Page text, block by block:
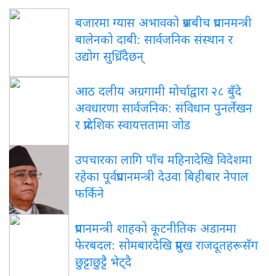
बजारमा ग्यास अभावको प्रश्नबीच प्रधानमन्त्री
बालेनको दाबी: सार्वजनिक संस्थान र
उद्योग सुध्रिँदैछन्
आठ दलीय अग्रगामी मोर्चाद्वारा २८ बुँदे
अवधारणा सार्वजनिक: संविधान पुनर्लेखन
र प्रादेशिक स्वायत्ततामा जोड
उपचारका लागि पाँच महिनादेखि विदेशमा
रहेका पूर्वप्रधानमन्त्री देउवा बिहीबार नेपाल
फर्किने
प्रधानमन्त्री शाहको कूटनीतिक अडानमा
फेरबदल: सोमबारदेखि प्रमुख राजदूतहरूसँग
छुट्टाछुट्टै भेट्दै